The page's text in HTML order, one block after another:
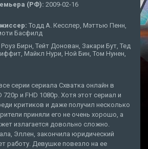
(РФ): 2009-02-16
Тодд А. Кесслер, Мэттью Пенн,
Басфилд
Бирн, Тейт Донован, Закари Бут, Тед
Майкл Нури, Ной Бин, Том Нунен,
серии сериала Схватка онлайн в
и FHD 1080p. Хотя этот сериал и
критиков и даже получил несколько
приняли его не очень хорошо, а
излагается довольно сложно.
Эллен, закончила юридический
работу. Девушке повезло на ее